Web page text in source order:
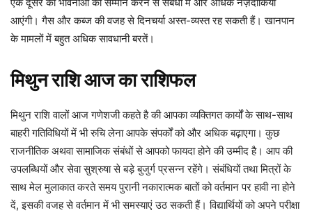
आएंगी। गैस और कब्ज की वजह से दिनचर्या अस्त-व्यस्त रह सकती हैं। खानपान
के मामलों में बहुत अधिक सावधानी बरतें।
मिथुनराशिआजकाराशिफल
मिथुन राशि वालों आज गणेशजी कहते है की आपका व्यक्तिगत कार्यों के साथ-साथ
बाहरी गतिविधियों में भी रुचि लेना आपके संपर्कों को और अधिक बढ़ाएगा। कुछ
राजनीतिक अथवा सामाजिक संबंधों से आपको फायदा होने की उम्मीद है। आप की
उपलब्धियों और सेवा सुश्रुषा से बड़े बुजुर्ग प्रसन्न रहेंगे। संबंधियों तथा मित्रों के
साथ मेल मुलाकात करते समय पुरानी नकारात्मक बातों को वर्तमान पर हावी ना होने
दें, इसकी वजह से वर्तमान में भी समस्याएं उठ सकती हैं। विद्यार्थियों को अपने परीक्षा